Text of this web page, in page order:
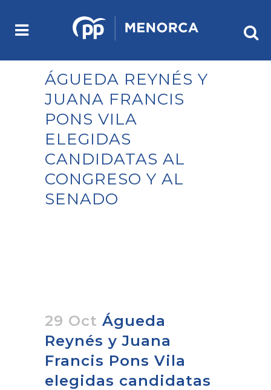
ÁGUEDA REYNÉS Y
JUANA FRANCIS
PONS VILA
ELEGIDAS
CANDIDATAS AL
CONGRESO Y AL
SENADO
29 Oct Águeda
Reynés y Juana
Francis Pons Vila
elegidas candidatas